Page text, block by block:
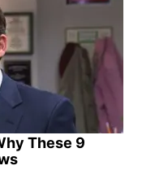
These 9